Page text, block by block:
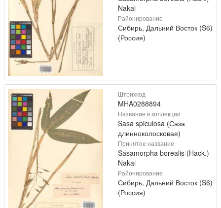
Nakai
Районирование
Сибирь, Дальний Восток (S6)
(Россия)
Штрихкод
MHA0288894
Название в коллекции
Sasa spiculosa (Саза
длинноколосковая)
Принятое название
Sasamorpha borealis (Hack.)
Nakai
Районирование
Сибирь, Дальний Восток (S6)
(Россия)